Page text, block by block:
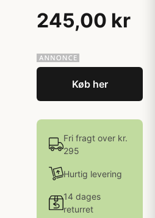
245,00 kr
Køb her
Fri fragt over kr.
295
Hurtig levering
14 dages
returret